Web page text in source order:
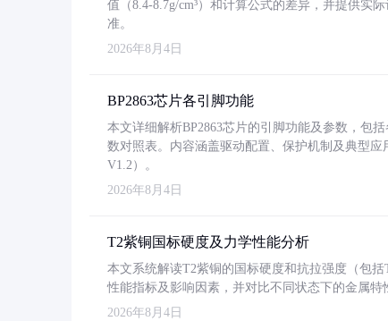
值（8.4-8.7g/cm³）和计算公式的差异，并提供实
准。
2026年8月4日
BP2863芯片各引脚功能
本文详细解析BP2863芯片的引脚功能及参数，包
数对照表。内容涵盖驱动配置、保护机制及典型
V1.2）。
2026年8月4日
T2紫铜国标硬度及力学性能分析
本文系统解读T2紫铜的国标硬度和抗拉强度（包
性能指标及影响因素，并对比不同状态下的金属特
2026年8月4日